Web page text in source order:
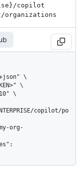
/copilot
/organizations
copilot/po